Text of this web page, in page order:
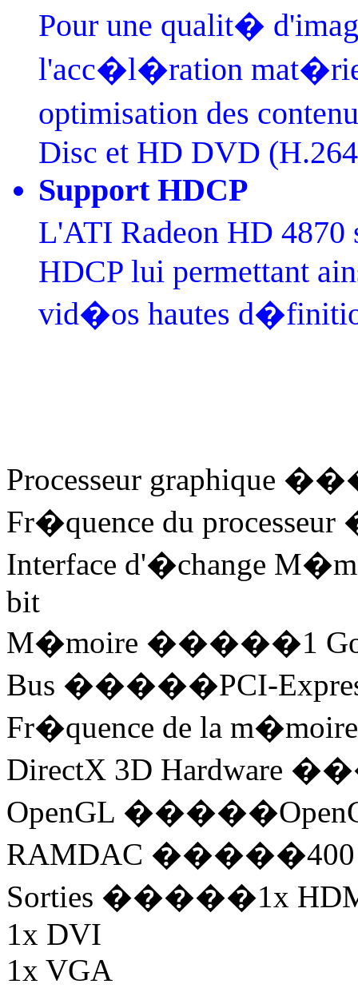
Pour une qualit�
l'acc�l�ration
optimisation des
Disc et HD DVD
Support HDCP
L'ATI Radeon HD
HDCP lui permettant
vid�os hautes
Processeur graphique
Fr�quence du
Interface d'�change
bit
M�moire �����1 Go
Bus �����PCI-
Fr�quence de la
DirectX 3D Hardware
OpenGL
RAMDAC �����400
Sorties �����1x
1x DVI
1x VGA